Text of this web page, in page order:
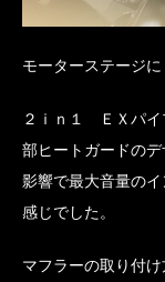
モーターステージ
２ｉｎ１ ＥＸパイ
部ヒートガードの
影響で最大音量の
感じでした。
マフラーの取り付